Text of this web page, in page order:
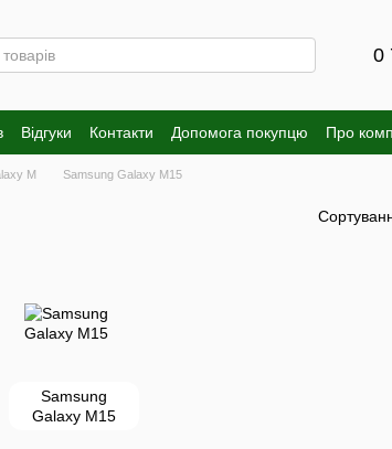
0
Відгуки Контакти Допомога покупцю Про
M Samsung Galaxy M15
Samsung
Galaxy M15